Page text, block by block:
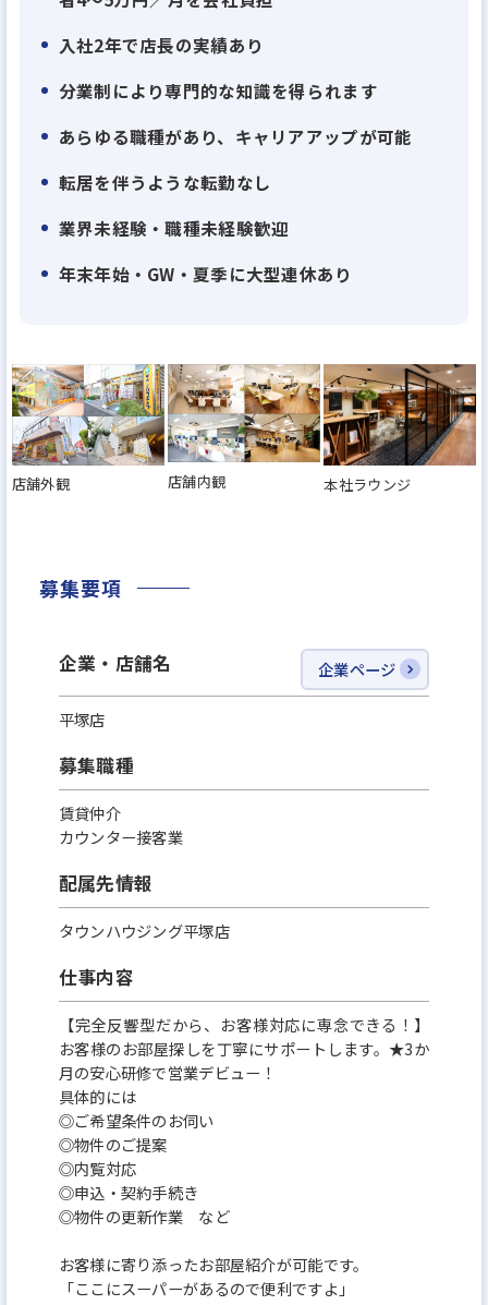
入社2年で店長の実績あり
分業制により専門的な知識を得られます
あらゆる職種があり、キャリアアップが可能
転居を伴うような転勤なし
業界未経験・職種未経験歓迎
年末年始・GW・夏季に大型連休あり
店舗外観 店舗内観 本社ラウンジ
募集要項
企業・店舗名 企業ページ
平塚店
募集職種
賃貸仲介
カウンター接客業
配属先情報
タウンハウジング平塚店
仕事内容
【完全反響型だから、お客様対応に専念できる！】
お客様のお部屋探しを丁寧にサポートします。★3か
月の安心研修で営業デビュー！
具体的には
◎ご希望条件のお伺い
◎物件のご提案
◎内覧対応
◎申込・契約手続き
◎物件の更新作業 など
お客様に寄り添ったお部屋紹介が可能です。
「ここにスーパーがあるので便利ですよ」